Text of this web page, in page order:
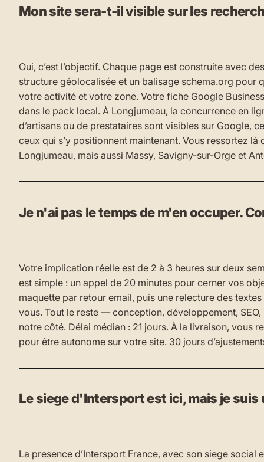
Mon site sera-t-il visible sur les
Oui, c’est l’objectif. Chaque page est construite avec
structure géolocalisée et un balisage schema.org pour
votre activité et votre zone. Votre fiche Google
dans le pack local. À Longjumeau, la concurrence en
d’artisans ou de prestataires sont visibles sur Google,
ceux qui s’y positionnent maintenant. Vous ressortez là
Longjumeau, mais aussi Massy, Savigny-sur-Orge et
Je n'ai pas le temps de m'en occuper.
Votre implication réelle est de 2 à 3 heures sur deux
est simple : un appel de 20 minutes pour cerner vos
maquette par retour email, puis une relecture des
vous. Tout le reste — conception, développement,
notre côté. Délai médian : 21 jours. À la livraison, vous
pour être autonome sur votre site. 30 jours
Le siege d'Intersport est ici, mais je
La presence d’Intersport France, avec son siege social